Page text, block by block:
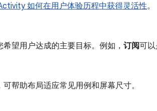
如何在用户体验历程中获得灵活性。
望用户达成的主要目标。例如， 订阅可以
帮助布局适应常见用例和屏幕尺寸。